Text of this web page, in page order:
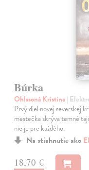
Búrka
Ohlssoná Kristina|
Prvý diel novej severskej
mestečka skrýva temné
nie je pre každého.
Na stiahnutie ako
18,70 €